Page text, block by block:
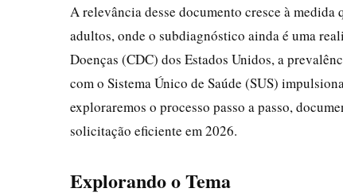
A relevância desse documento cresce à
adultos, onde o subdiagnóstico ainda é uma
Doenças (CDC) dos Estados Unidos, a
com o Sistema Único de Saúde (SUS)
exploraremos o processo passo a passo,
solicitação eficiente em 2026.
Explorando o Tema